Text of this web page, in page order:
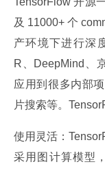
及 11000+ 个
产环境下进行深
R、DeepMind、
应用到很多内部
片搜索等。
使用灵活：
采用图计算模型